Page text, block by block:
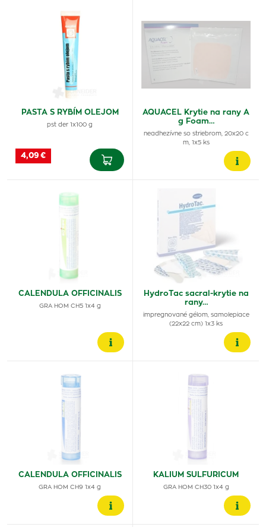
PASTA S RYBÍM OLEJOM
pst der 1x100 g
4,09 €
AQUACEL Krytie na rany A
g Foam…
neadhezívne so striebrom, 20x20 c
m, 1x5 ks
CALENDULA OFFICINALIS
GRA HOM CH5 1x4 g
HydroTac sacral-krytie na
rany…
impregnované gélom, samolepiace
(22x22 cm) 1x3 ks
CALENDULA OFFICINALIS
GRA HOM CH9 1x4 g
KALIUM SULFURICUM
GRA HOM CH30 1x4 g